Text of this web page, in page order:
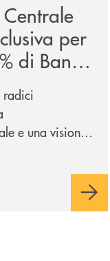
per
di Banca
radici
e una visione